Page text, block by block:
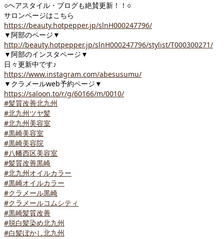
○ヘアスタイル・ブログも絶賛更新！！○
サロンページはこちら
https://beauty.hotpepper.jp/slnH000247796/
▼阿部のページ▼
http://beauty.hotpepper.jp/slnH000247796/stylist/T000300271/
▼阿部のインスタページ▼
日々更新中です♪
https://www.instagram.com/abesusumu/
▼クラメールweb予約ページ▼
https://saloon.to/r/g/60166/m/0010/
#髪質改善北九州
#北九州ツヤ髪
#北九州美容室
#黒崎美容室
#黒崎美容院
#八幡西区美容室
#髪質改善黒崎
#北九州オイルカラー
#黒崎オイルカラー
#クラメール黒崎
#クラメールコムシティ
#黒崎髪質改善
#脱白髪染め北九州
#白髪ぼかし北九州